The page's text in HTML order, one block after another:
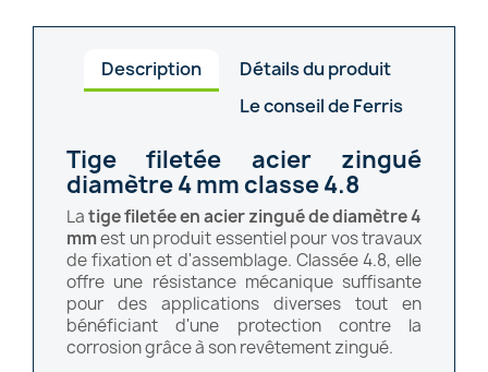
Description
Détails du produit
Le conseil de Ferris
Tige filetée acier zingué
diamètre 4 mm classe 4.8
Latige filetée en acier zingué de diamètre 4
mmest un produit essentiel pour vos travaux
de fixation et d'assemblage. Classée 4.8, elle
offre une résistance mécanique suffisante
pour des applications diverses tout en
bénéficiant d'une protection contre la
corrosion grâce à son revêtement zingué.